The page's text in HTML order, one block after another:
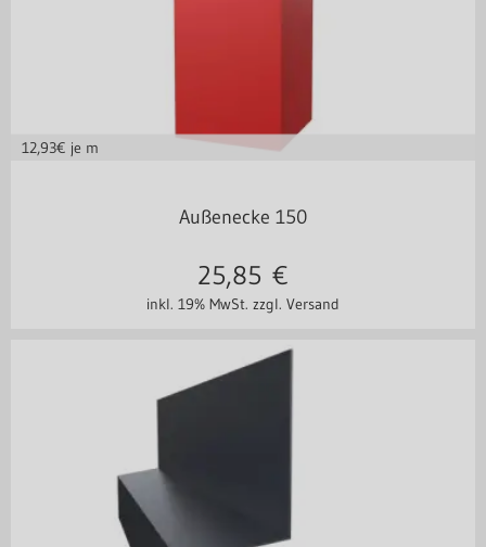
12,93€ je m
Außenecke 150
inkl. 19% MwSt. zzgl. Versand
25,85 €